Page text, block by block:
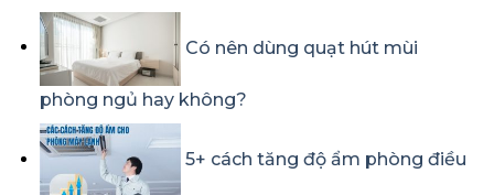
Có nên dùng quạt hút mùi
phòng ngủ hay không?
5+ cách tăng độ ẩm phòng điều